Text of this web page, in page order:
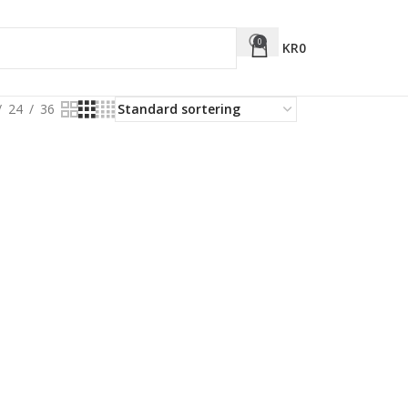
0 KR0
24 36